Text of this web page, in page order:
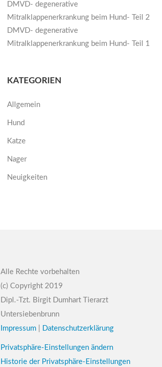
DMVD- degenerative
Mitralklappenerkrankung beim Hund- Teil 2
DMVD- degenerative
Mitralklappenerkrankung beim Hund- Teil 1
KATEGORIEN
Allgemein
Hund
Katze
Nager
Neuigkeiten
Alle Rechte vorbehalten
(c) Copyright 2019
Dipl.-Tzt. Birgit Dumhart Tierarzt
Untersiebenbrunn
Impressum
Datenschutzerklärung
Privatsphäre-Einstellungen ändern
Historie der Privatsphäre-Einstellungen